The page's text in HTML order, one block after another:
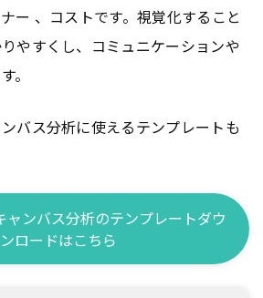
ー 、コストです。視覚化すること
やすくし、コミュニケーションや
。
バス分析に使えるテンプレートも
ャンバス分析のテンプレートダウ
ンロードはこちら